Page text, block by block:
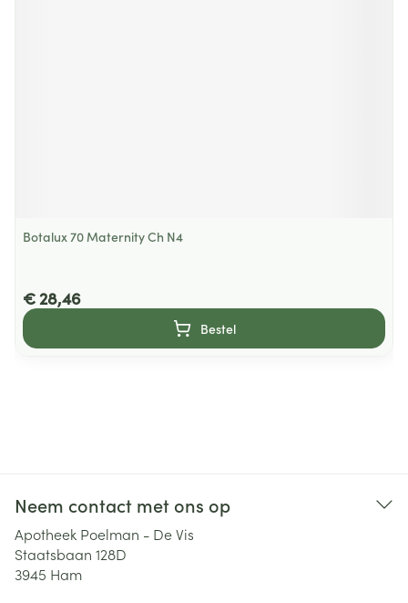
Botalux 70 Maternity Ch N4
€ 28,46
Bestel
Neem contact met ons op
Apotheek Poelman - De Vis
Staatsbaan 128D
3945 Ham